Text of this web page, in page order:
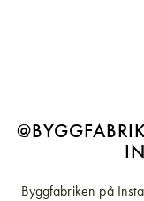
Byggfabriken på